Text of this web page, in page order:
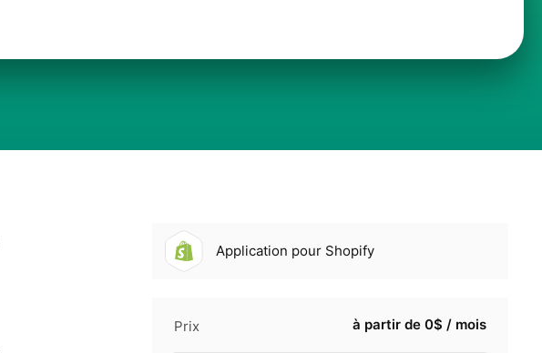
Application pour Shopify
Prix à partir de 0$ / mois